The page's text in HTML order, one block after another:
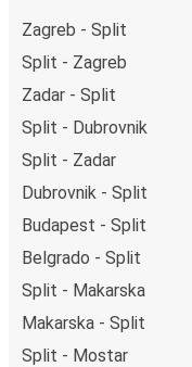
Zagreb - Split
Split - Zagreb
Zadar - Split
Split - Dubrovnik
Split - Zadar
Dubrovnik - Split
Budapest - Split
Belgrado - Split
Split - Makarska
Makarska - Split
Split - Mostar